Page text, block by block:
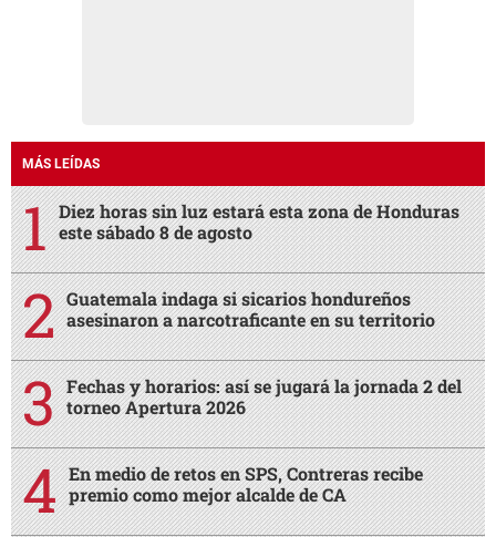
MÁS LEÍDAS
Diez horas sin luz estará esta zona de Honduras
este sábado 8 de agosto
Guatemala indaga si sicarios hondureños
asesinaron a narcotraficante en su territorio
Fechas y horarios: así se jugará la jornada 2 del
torneo Apertura 2026
En medio de retos en SPS, Contreras recibe
premio como mejor alcalde de CA